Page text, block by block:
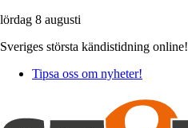
lördag 8 augusti
Sveriges största kändistidning online!
Tipsa oss om nyheter!